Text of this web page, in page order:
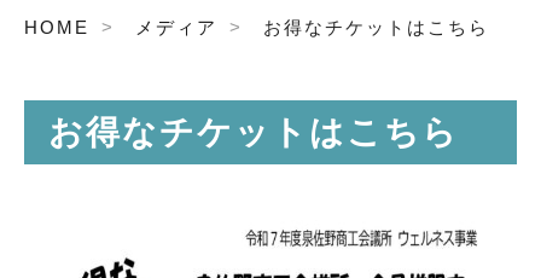
HOME メディア お得なチケットはこちら
お得なチケットはこちら